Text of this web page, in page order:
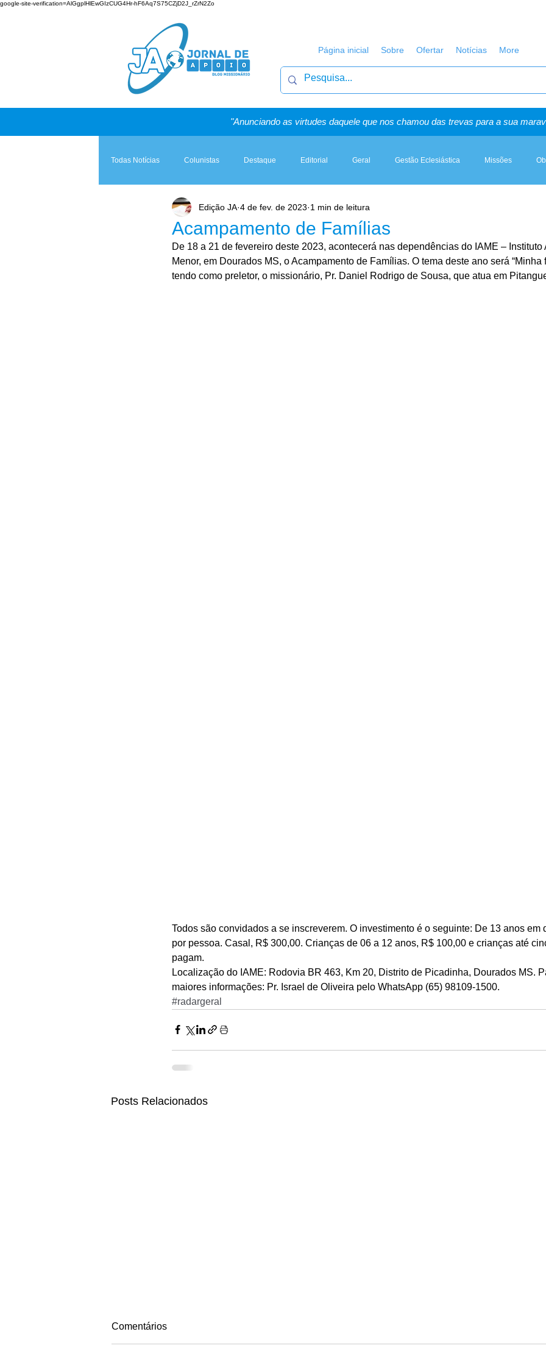
google-site-verification=AlGgplHlEwGIzCUG4Hr-hF6Aq7S75CZjD2J_rZrN2Zo
Página inicial Sobre Ofertar Notícias More
"Anunciando as virtudes daquele que nos chamou das trevas para a sua
Todas Notícias Colunistas Destaque Editorial Geral Gestão Eclesiástica Missões
Teologia & Prática A Igreja e a Lei Artigos, Sermões & Esboços
Acampamento de Famílias
Edição JA 4 de fev. de 2023 1 min de leitura
De 18 a 21 de fevereiro deste 2023, acontecerá nas dependências do IAME – Instituto
Menor, em Dourados MS, o Acampamento de Famílias. O tema deste ano será “Minha
tendo como preletor, o missionário, Pr. Daniel Rodrigo de Sousa, que atua em
Todos são convidados a se inscreverem. O investimento é o seguinte: De 13 anos em
por pessoa. Casal, R$ 300,00. Crianças de 06 a 12 anos, R$ 100,00 e crianças até
pagam.
Localização do IAME: Rodovia BR 463, Km 20, Distrito de Picadinha, Dourados MS.
maiores informações: Pr. Israel de Oliveira pelo WhatsApp (65) 98109-1500.
#radargeral
Posts Relacionados
Comentários